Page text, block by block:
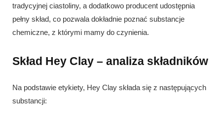
tradycyjnej ciastoliny, a dodatkowo producent udostępnia
pełny skład, co pozwala dokładnie poznać substancje
chemiczne, z którymi mamy do czynienia.
Skład Hey Clay – analiza składników
Na podstawie etykiety, Hey Clay składa się z następujących
substancji: